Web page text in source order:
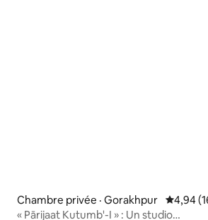
Chambre privée · Gorakhpur Note
4,94
« Pārijaat Kutumb'-I » : Un studio